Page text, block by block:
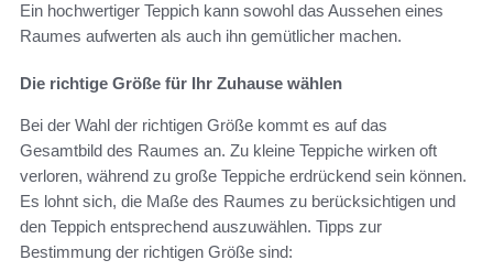
Ein hochwertiger Teppich kann sowohl das Aussehen eines
Raumes aufwerten als auch ihn gemütlicher machen.
Die richtige Größe für Ihr Zuhause wählen
Bei der Wahl der richtigen Größe kommt es auf das
Gesamtbild des Raumes an. Zu kleine Teppiche wirken oft
verloren, während zu große Teppiche erdrückend sein können.
Es lohnt sich, die Maße des Raumes zu berücksichtigen und
den Teppich entsprechend auszuwählen. Tipps zur
Bestimmung der richtigen Größe sind: